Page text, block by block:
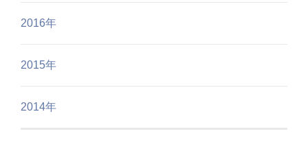
2016年
2015年
2014年